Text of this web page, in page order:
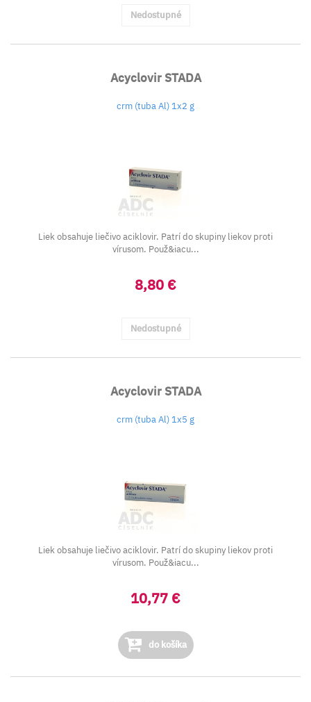
Nedostupné
Acyclovir STADA
crm (tuba Al) 1x2 g
Liek obsahuje liečivo aciklovir. Patrí do skupiny liekov proti
vírusom. Použ&iacu...
8,80 €
Nedostupné
Acyclovir STADA
crm (tuba Al) 1x5 g
Liek obsahuje liečivo aciklovir. Patrí do skupiny liekov proti
vírusom. Použ&iacu...
10,77 €
do košíka